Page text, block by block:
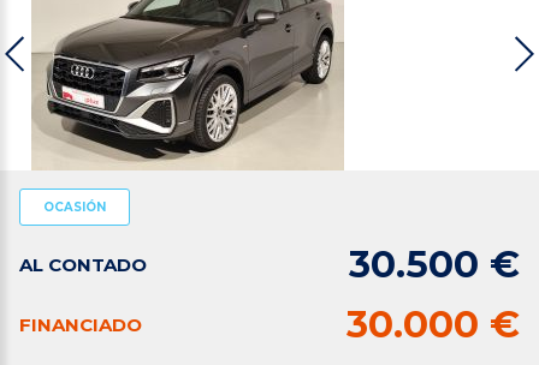
OCASIÓN
AL CONTADO 30.500 €
FINANCIADO 30.000 €